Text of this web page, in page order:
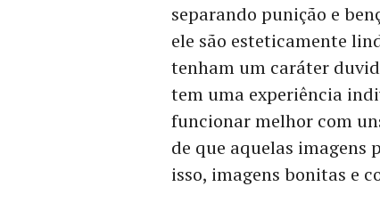
separando punição e
ele são esteticamente
tenham um caráter
tem uma experiência
funcionar melhor com
de que aquelas imagens
isso, imagens bonitas e